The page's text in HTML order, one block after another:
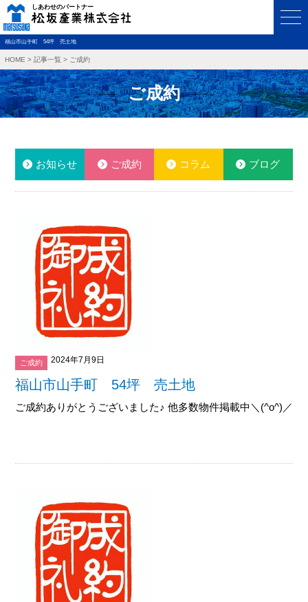
福山市山手町 54坪 売土地
HOME > 記事一覧 > ご成約
ご成約
お知らせ ご成約 コラム ブログ
ご成約 2024年7月9日
福山市山手町 54坪 売土地
ご成約ありがとうございました♪ 他多数物件掲載中＼(^o^)／